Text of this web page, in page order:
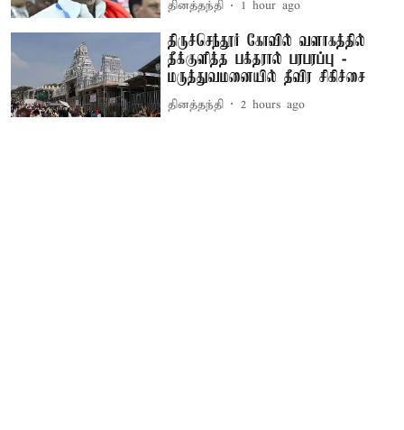
தினத்தந்தி 1 hour ago
திருச்செந்தூர் கோவில் வளாகத்தில்
தீக்குளித்த பக்தரால் பரபரப்பு -
மருத்துவமனையில் தீவிர சிகிச்சை
தினத்தந்தி 2 hours ago